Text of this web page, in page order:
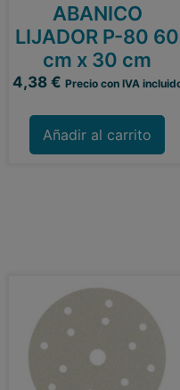
ABANICO
LIJADOR P-80 60
cm x 30 cm
4,38 € Precio con IVA
Añadir al carrito